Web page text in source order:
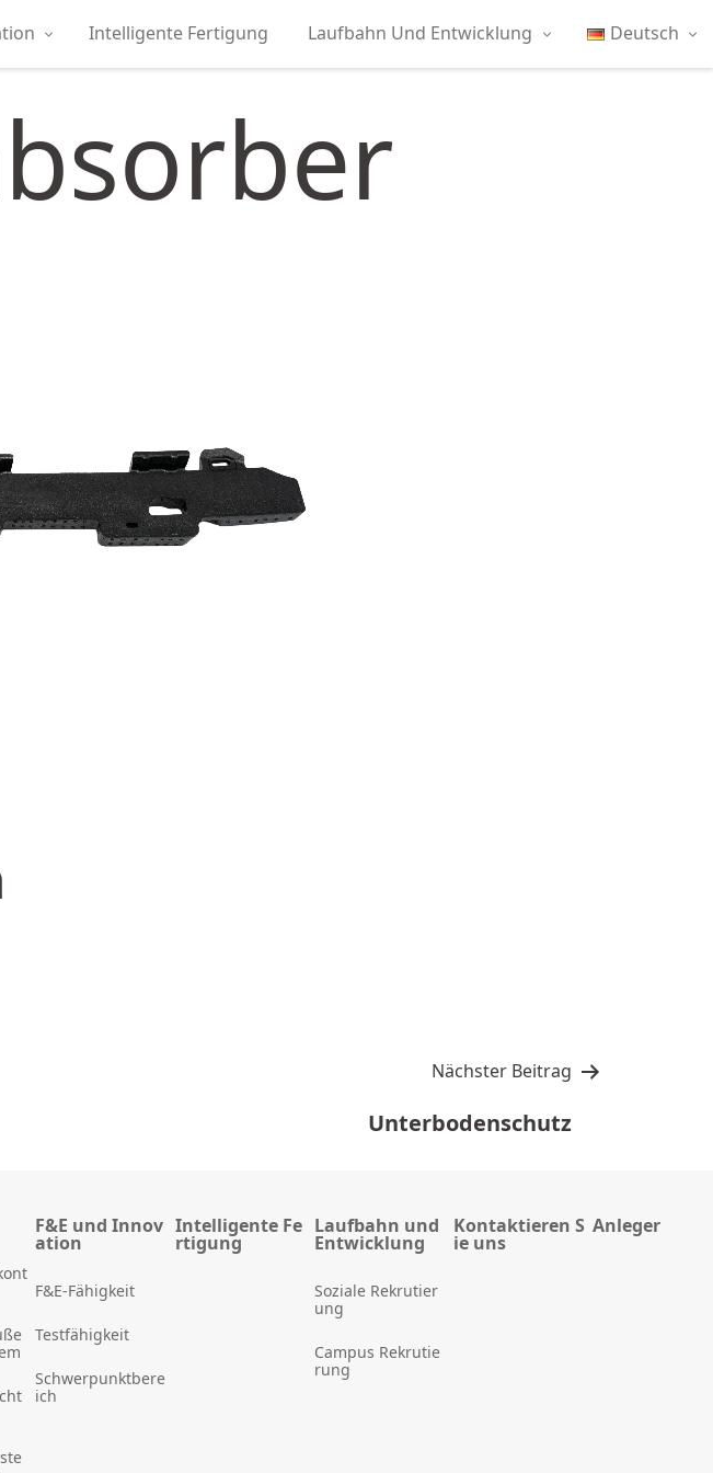
Intelligente Fertigung Laufbahn Und Entwicklung Deutsch
Nächster Beitrag
Unterbodenschutz
F&E und Innov
ation
F&E-Fähigkeit
Testfähigkeit
Schwerpunktbere
ich
Intelligente Fe
rtigung
Laufbahn und
Entwicklung
Soziale Rekrutier
ung
Campus Rekrutie
rung
Kontaktieren S
ie uns
Anleger